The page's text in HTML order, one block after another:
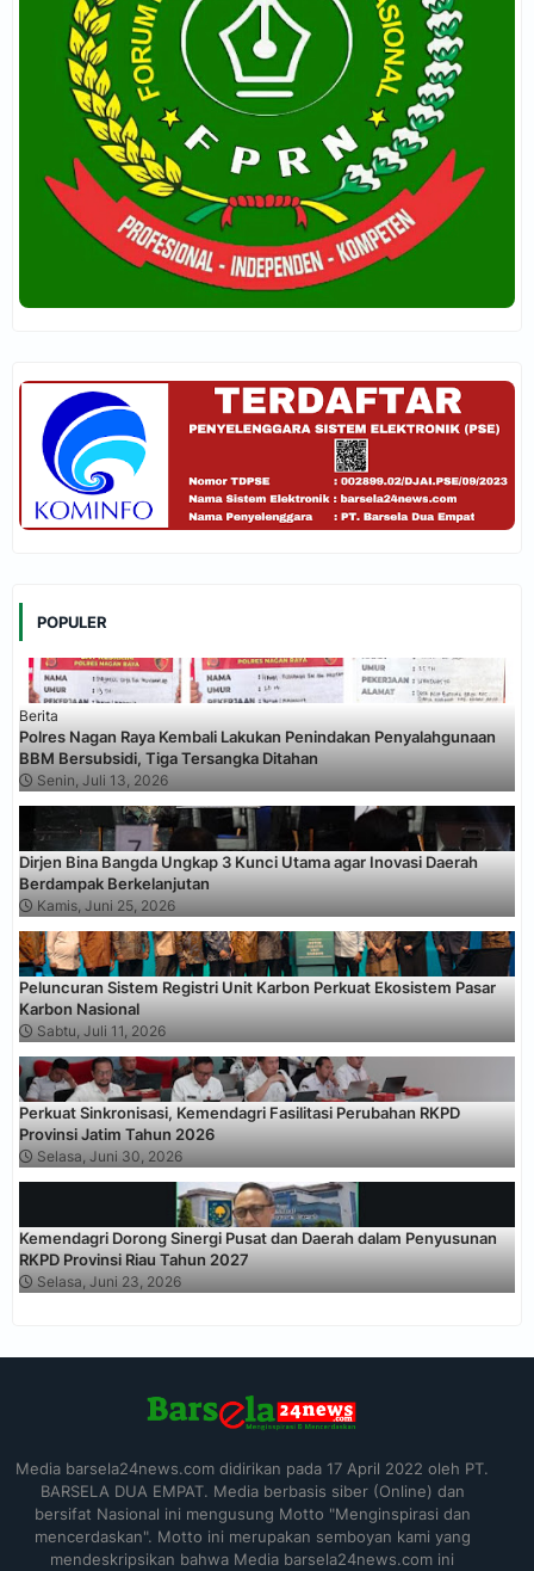
POPULER
Berita
Polres Nagan Raya Kembali Lakukan Penindakan Penyalahgunaan
BBM Bersubsidi, Tiga Tersangka Ditahan
Senin, Juli 13, 2026
Dirjen Bina Bangda Ungkap 3 Kunci Utama agar Inovasi Daerah
Berdampak Berkelanjutan
Kamis, Juni 25, 2026
Peluncuran Sistem Registri Unit Karbon Perkuat Ekosistem Pasar
Karbon Nasional
Sabtu, Juli 11, 2026
Perkuat Sinkronisasi, Kemendagri Fasilitasi Perubahan RKPD
Provinsi Jatim Tahun 2026
Selasa, Juni 30, 2026
Kemendagri Dorong Sinergi Pusat dan Daerah dalam Penyusunan
RKPD Provinsi Riau Tahun 2027
Selasa, Juni 23, 2026
Media barsela24news.com didirikan pada 17 April 2022 oleh PT.
BARSELA DUA EMPAT. Media berbasis siber (Online) dan
bersifat Nasional ini mengusung Motto "Menginspirasi dan
mencerdaskan". Motto ini merupakan semboyan kami yang
mendeskripsikan bahwa Media barsela24news.com ini